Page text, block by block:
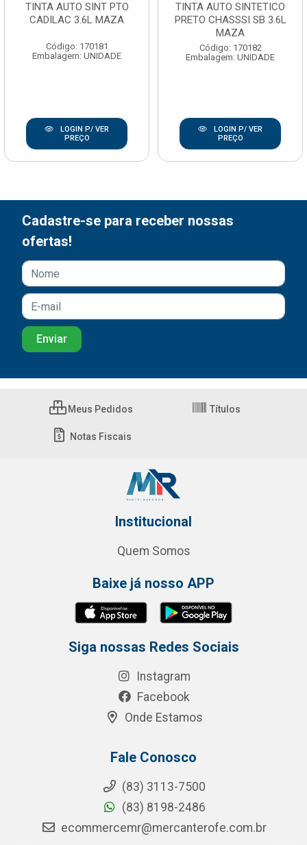
TINTA AUTO SINT PTO
CADILAC 3.6L MAZA
Código: 170181
Embalagem: UNIDADE
LOGIN P/ VER
PREÇO
TINTA AUTO SINTETICO
PRETO CHASSSI SB 3.6L
MAZA
Código: 170182
Embalagem: UNIDADE
LOGIN P/ VER
PREÇO
Cadastre-se para receber nossas
ofertas!
Meus Pedidos Títulos
Notas Fiscais
Institucional
Quem Somos
Baixe já nosso APP
Siga nossas Redes Sociais
Instagram
Facebook
Onde Estamos
Fale Conosco
(83) 3113-7500
(83) 8198-2486
ecommercemr@mercanterofe.com.br